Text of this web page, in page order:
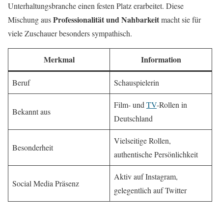
Unterhaltungsbranche einen festen Platz erarbeitet. Diese
Mischung ausProfessionalität und Nahbarkeitmacht sie für
viele Zuschauer besonders sympathisch.
Merkmal Information
Beruf Schauspielerin
Bekannt aus
Film- und TV-Rollen in
Deutschland
Besonderheit
Vielseitige Rollen,
authentische Persönlichkeit
Social Media Präsenz
Aktiv auf Instagram,
gelegentlich auf Twitter